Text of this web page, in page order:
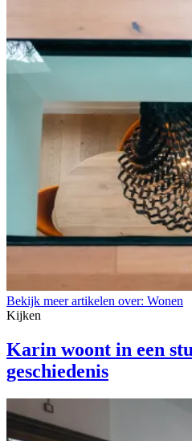
Bekijk meer artikelen over: Wonen
Kijken
Karin woont in een
geschiedenis